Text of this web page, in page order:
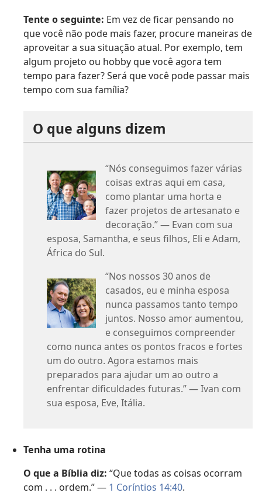
Tente o seguinte: Em vez de ficar pensando no
que você não pode mais fazer, procure maneiras de
aproveitar a sua situação atual. Por exemplo, tem
algum projeto ou hobby que você agora tem
tempo para fazer? Será que você pode passar mais
tempo com sua família?
O que alguns dizem
“Nós conseguimos fazer várias
coisas extras aqui em casa,
como plantar uma horta e
fazer projetos de artesanato e
decoração.” — Evan com sua
esposa, Samantha, e seus filhos, Eli e Adam,
África do Sul.
“Nos nossos 30 anos de
casados, eu e minha esposa
nunca passamos tanto tempo
juntos. Nosso amor aumentou,
e conseguimos compreender
como nunca antes os pontos fracos e fortes
um do outro. Agora estamos mais
preparados para ajudar um ao outro a
enfrentar dificuldades futuras.” — Ivan com
sua esposa, Eve, Itália.
Tenha uma rotina
O que a Bíblia diz: “Que todas as coisas ocorram
com . . . ordem.” — 1 Coríntios 14:40.